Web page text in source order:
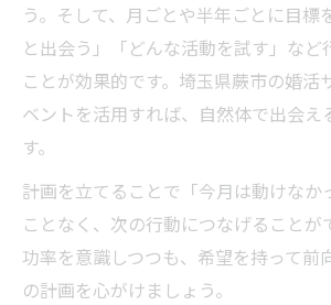
う。そして、月ごとや半年ごとに目標
と出会う」「どんな活動を試す」など
ことが効果的です。埼玉県蕨市の婚活
ベントを活用すれば、自然体で出会え
す。
計画を立てることで「今月は動けなか
ことなく、次の行動につなげることが
功率を意識しつつも、希望を持って前
の計画を心がけましょう。